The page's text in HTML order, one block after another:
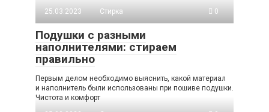
25.03.2023
Стирка 0
Подушки с разными
наполнителями: стираем
правильно
Первым делом необходимо выяснить, какой материал
и наполнитель были использованы при пошиве подушки.
Чистота и комфорт